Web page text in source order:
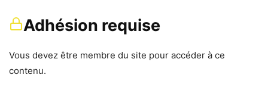
Adhésion requise
Vous devez être membre du site pour accéder à ce
contenu.